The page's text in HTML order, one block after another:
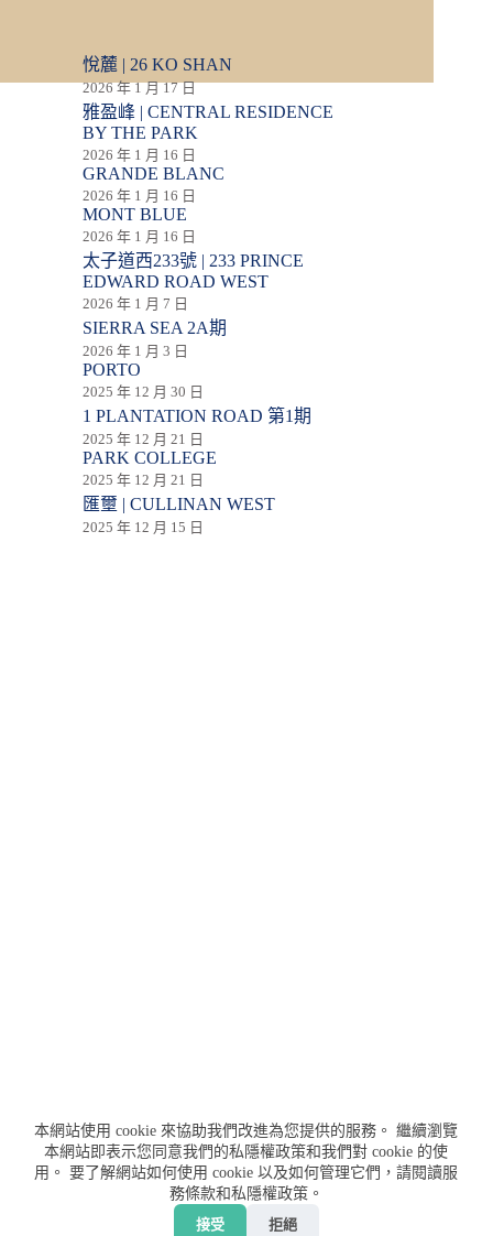
本網站使用 cookie 來協助我們改進為您提供的服務。
繼續瀏覽
本網站即表示您同意我們的私隱權政策和我們對 cookie 的使
用。
要了解網站如何使用 cookie 以及如何管理它們，請閱讀服
務條款和私隱權政策。
接受 拒絕
悅麓 | 26 KO SHAN
2026 年 1 月 17 日
雅盈峰 | CENTRAL RESIDENCE
BY THE PARK
2026 年 1 月 16 日
GRANDE BLANC
2026 年 1 月 16 日
MONT BLUE
2026 年 1 月 16 日
太子道西233號 | 233 PRINCE
EDWARD ROAD WEST
2026 年 1 月 7 日
SIERRA SEA 2A期
2026 年 1 月 3 日
PORTO
2025 年 12 月 30 日
1 PLANTATION ROAD 第1期
2025 年 12 月 21 日
PARK COLLEGE
2025 年 12 月 21 日
匯壐 | CULLINAN WEST
2025 年 12 月 15 日
服務條款 私隱權政策